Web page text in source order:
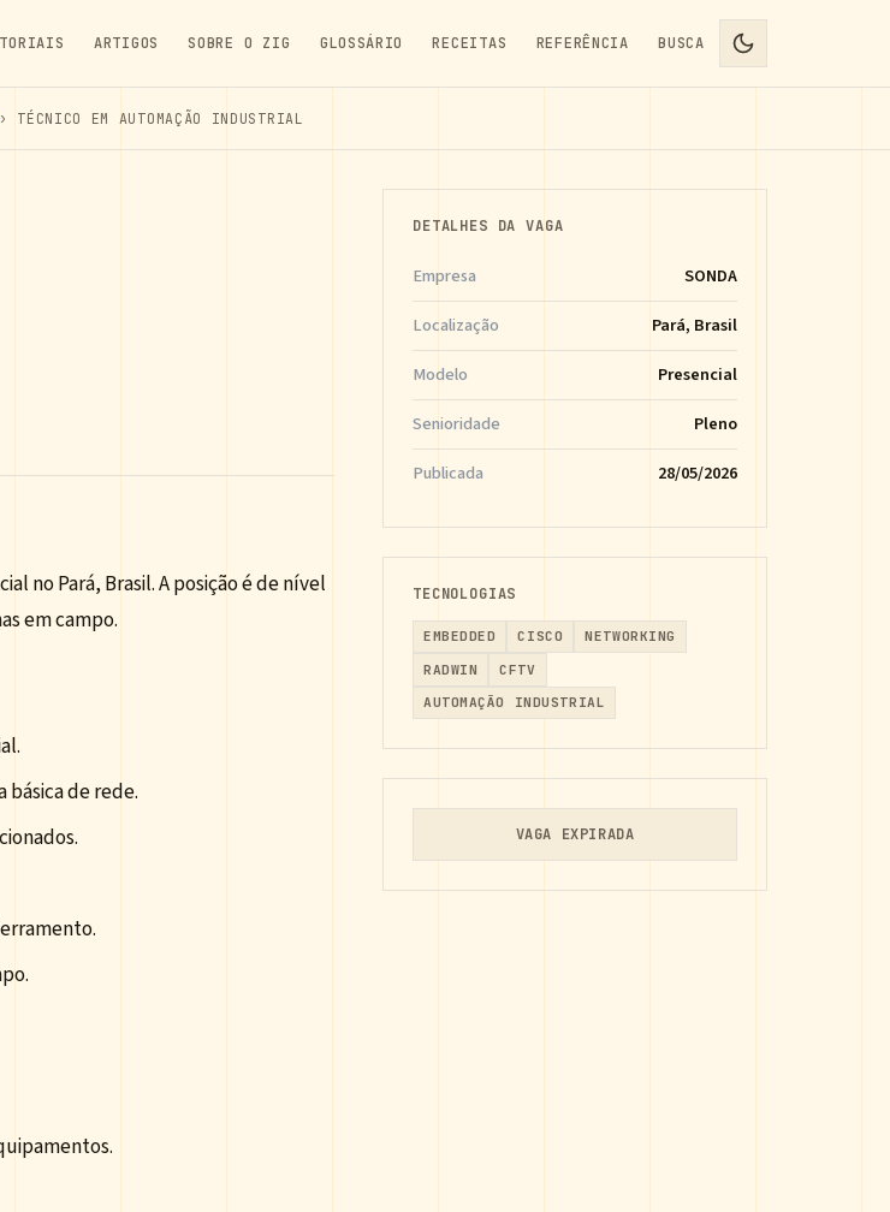
ARTIGOS SOBRE O ZIG GLOSSÁRIO RECEITAS REFERÊNCIA BUSCA
TÉCNICO EM AUTOMAÇÃO INDUSTRIAL
no Pará, Brasil. A posição é de nível
em campo.
básica de rede.
DETALHES DA VAGA
Empresa
SONDA
Localização
Pará, Brasil
Modelo
Presencial
Senioridade
Pleno
Publicada
28/05/2026
TECNOLOGIAS
EMBEDDED CISCO
NETWORKING
RADWIN
CFTV
AUTOMAÇÃO INDUSTRIAL
VAGA EXPIRADA